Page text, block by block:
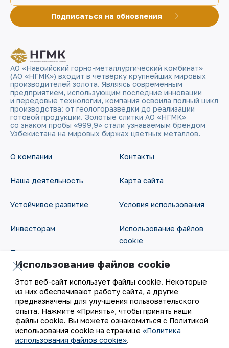
Подписаться на обновления
АО «Навоийский горно-металлургический комбинат»
(АО «НГМК») входит в четвёрку крупнейших мировых
производителей золота. Являясь современным
предприятием, использующим последние инновации
и передовые технологии, компания освоила полный цикл
производства: от геологоразведки до реализации
готовой продукции. Золотые слитки АО «НГМК»
со знаком пробы «999,9» стали узнаваемым брендом
Узбекистана на мировых биржах цветных металлов.
О компании
Наша деятельность
Устойчивое развитие
Инвесторам
Пресс-центр
Цифровое правительство
Контакты
Карта сайта
Условия использования
Использование файлов
cookie
Открытые данные
RSS - лента
Использование файлов cookie
Этот веб-сайт использует файлы cookie. Некоторые
из них обеспечивают работу сайта, а другие
предназначены для улучшения пользовательского
опыта. Нажмите «Принять», чтобы принять наши
файлы cookie. Вы можете ознакомиться с Политикой
использования cookie на странице «Политика
использования файлов cookie».